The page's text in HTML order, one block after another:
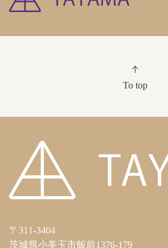
To top
〒311-3404
茨城県小美玉市飯前1376-179